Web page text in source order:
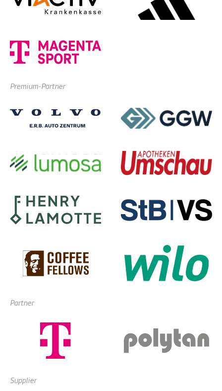
Premium-Partner
Partner
Supplier